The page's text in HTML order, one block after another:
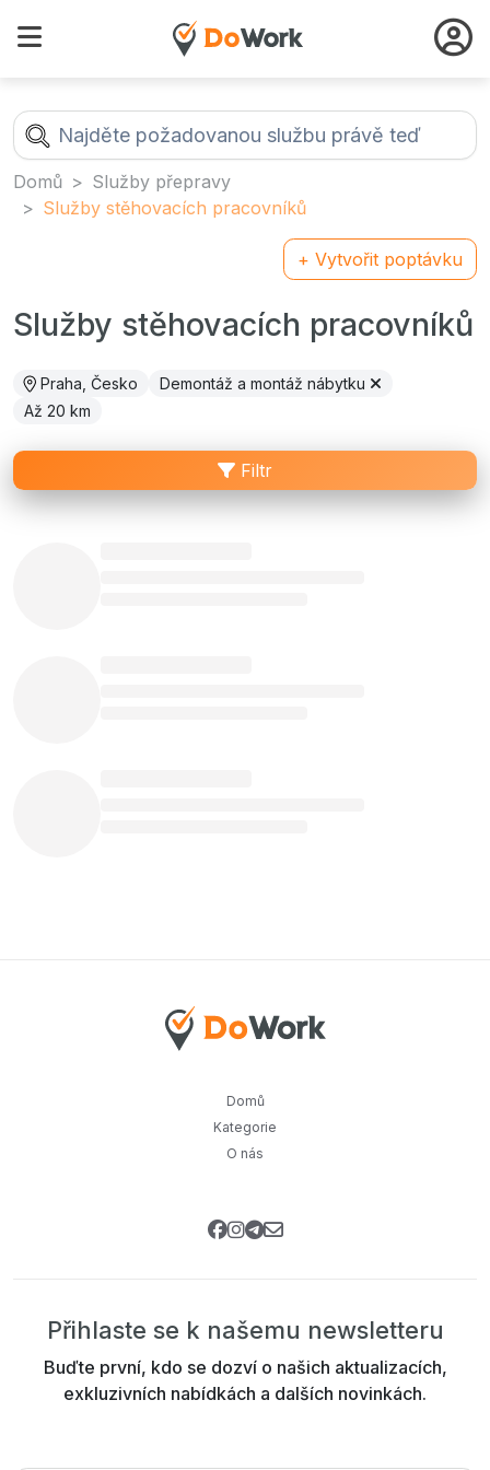
Domů
Služby přepravy
Služby stěhovacích pracovníků
+ Vytvořit poptávku
Služby stěhovacích pracovníků
Praha, Česko
Demontáž a montáž nábytku
Až 20 km
Filtr
Domů
Kategorie
O nás
Přihlaste se k našemu newsletteru
Buďte první, kdo se dozví o našich aktualizacích,
exkluzivních nabídkách a dalších novinkách.